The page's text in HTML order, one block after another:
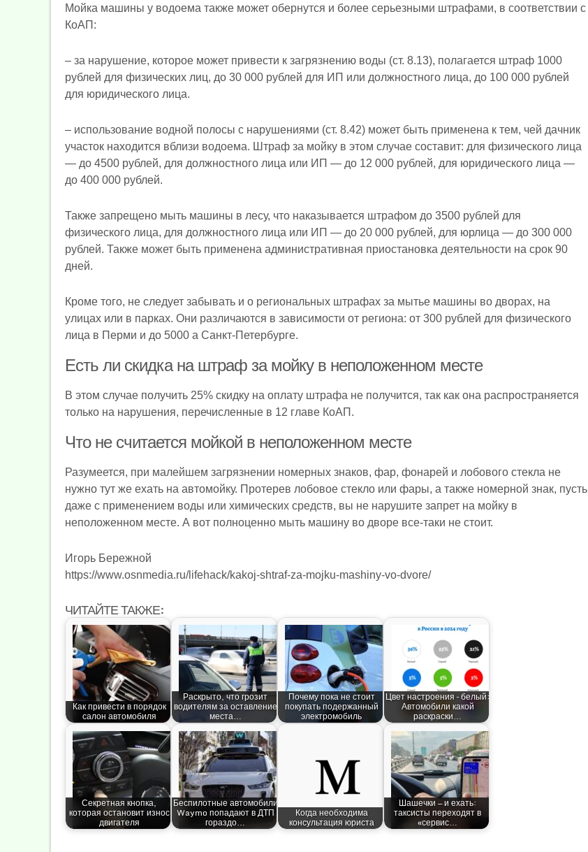
Мойка машины у водоема также может обернутся и более серьезными штрафами, в соответствии с
КоАП:
– за нарушение, которое может привести к загрязнению воды (ст. 8.13), полагается штраф 1000
рублей для физических лиц, до 30 000 рублей для ИП или должностного лица, до 100 000 рублей
для юридического лица.
– использование водной полосы с нарушениями (ст. 8.42) может быть применена к тем, чей дачник
участок находится вблизи водоема. Штраф за мойку в этом случае составит: для физического лица
— до 4500 рублей, для должностного лица или ИП — до 12 000 рублей, для юридического лица —
до 400 000 рублей.
Также запрещено мыть машины в лесу, что наказывается штрафом до 3500 рублей для
физического лица, для должностного лица или ИП — до 20 000 рублей, для юрлица — до 300 000
рублей. Также может быть применена административная приостановка деятельности на срок 90
дней.
Кроме того, не следует забывать и о региональных штрафах за мытье машины во дворах, на
улицах или в парках. Они различаются в зависимости от региона: от 300 рублей для физического
лица в Перми и до 5000 а Санкт-Петербурге.
Есть ли скидка на штраф за мойку в неположенном месте
В этом случае получить 25% скидку на оплату штрафа не получится, так как она распространяется
только на нарушения, перечисленные в 12 главе КоАП.
Что не считается мойкой в неположенном месте
Разумеется, при малейшем загрязнении номерных знаков, фар, фонарей и лобового стекла не
нужно тут же ехать на автомойку. Протерев лобовое стекло или фары, а также номерной знак, пусть
даже с применением воды или химических средств, вы не нарушите запрет на мойку в
неположенном месте. А вот полноценно мыть машину во дворе все-таки не стоит.
Игорь Бережной
https://www.osnmedia.ru/lifehack/kakoj-shtraf-za-mojku-mashiny-vo-dvore/
ЧИТАЙТЕ ТАКЖЕ:
Как привести в порядок
салон автомобиля
Раскрыто, что грозит
водителям за оставление
места…
Почему пока не стоит
покупать подержанный
электромобиль
Цвет настроения – белый:
Автомобили какой
раскраски…
Секретная кнопка,
которая остановит износ
двигателя
Беспилотные автомобили
Waymo попадают в ДТП
гораздо…
Когда необходима
консультация юриста
Шашечки — и ехать:
таксисты переходят в
«сервис…